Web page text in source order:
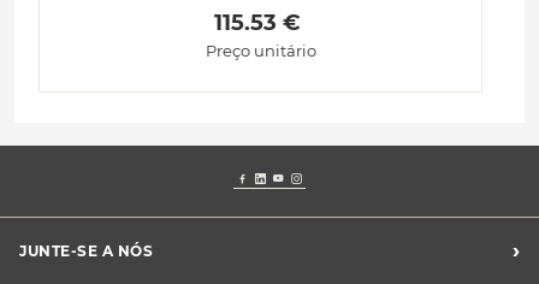
115.53 €
Preço unitário
JUNTE-SE A NÓS ›